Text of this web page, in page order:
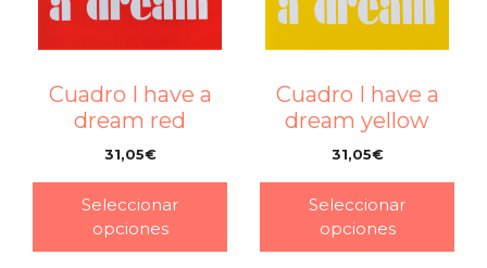
Cuadro I have a
dream red
31,05€
Seleccionar
opciones
Cuadro I have a
dream yellow
31,05€
Seleccionar
opciones